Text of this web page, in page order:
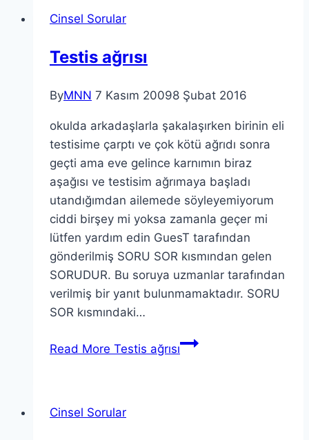
Cinsel Sorular
Testis ağrısı
ByMNN 7 Kasım 20098 Şubat 2016
okulda arkadaşlarla şakalaşırken birinin eli
testisime çarptı ve çok kötü ağrıdı sonra
geçti ama eve gelince karnımın biraz
aşağısı ve testisim ağrımaya başladı
utandığımdan ailemede söyleyemiyorum
ciddi birşey mi yoksa zamanla geçer mi
lütfen yardım edin GuesT tarafından
gönderilmiş SORU SOR kısmından gelen
SORUDUR. Bu soruya uzmanlar tarafından
verilmiş bir yanıt bulunmamaktadır. SORU
SOR kısmındaki…
Read More Testis ağrısı
Cinsel Sorular